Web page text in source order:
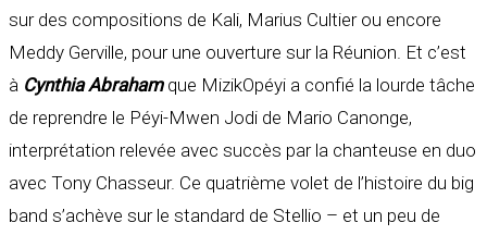
sur des compositions de Kali, Marius Cultier ou encore
Meddy Gerville, pour une ouverture sur la Réunion. Et c’est
à Cynthia Abrahamque MizikOpéyi a confié la lourde tâche
de reprendre le Péyi-Mwen Jodi de Mario Canonge,
interprétation relevée avec succès par la chanteuse en duo
avec Tony Chasseur. Ce quatrième volet de l’histoire du big
band s’achève sur le standard de Stellio – et un peu de